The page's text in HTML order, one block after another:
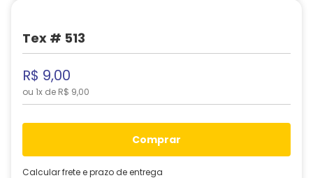
Tex # 513
R$ 9,00
ou 1x de R$ 9,00
comprar
Calcular frete e prazo de entrega